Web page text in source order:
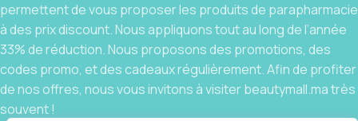
permettent de vous proposer les produits de parapharmacie
à des prix discount. Nous appliquons tout au long de l’année
33% de réduction. Nous proposons des promotions, des
codes promo, et des cadeaux régulièrement. Afin de profiter
de nos offres, nous vous invitons à visiter beautymall.ma très
souvent !